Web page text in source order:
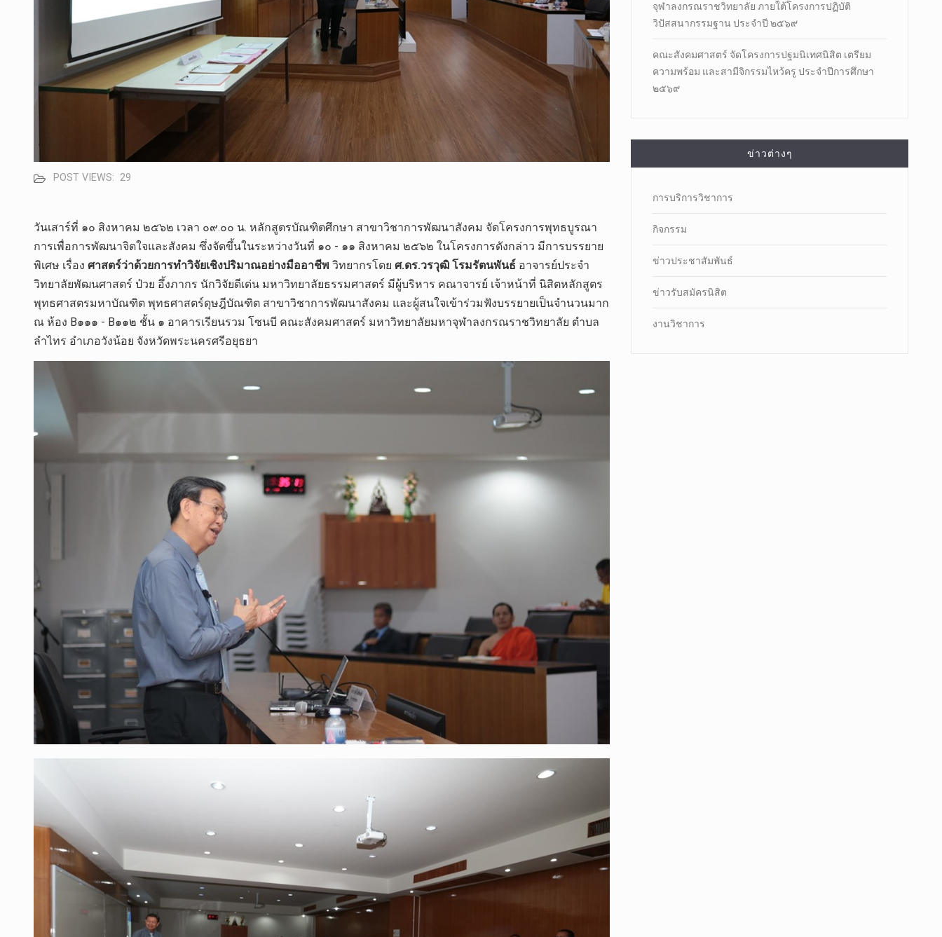
POST VIEWS: 29
วันเสาร์​ที่ ๑​๐ สิงหาคม ๒๕๖๒​ เวลา​ ๐๙.๐๐​ น.​ หลักสูตรบัณฑิตศึกษา​ สาขาวิชาการพัฒนาสังคม​ จัดโครงการพุทธบูรณา
การเพื่อการพัฒนาจิตใจและสังคม​ ซึ่งจัดขึ้นในระหว่างวันที่​ ๑๐​ -​ ๑๑​ สิงหาคม​ ๒๕๖๒​ ในโครงการ​ดังกล่าว​ มีการบรรยาย​
พิเศษ​ เรื่อง​ ศาสตร์ว่าด้วยการทำวิจัยเชิงปริมาณอย่างมืออาชีพ ​ วิทยากรโดย​ ศ.ดร.วรวุฒิ​ โรมรัตนพันธ์​ อาจารย์​ประจำ​
วิทยาลัย​พัฒนศาสตร์​ ป๋วย​ อึ้งภากร​ นักวิจัยดีเด่น​ มหาวิทยาลัยธรรมศาสตร์​ มีผู้บริหาร​ คณาจารย์​ เจ้า​หน้าที่​ นิสิต​หลักสูตร​
พุทธ​ศ​า​ส​ตร​มหาบัณฑิต​ พุทธ​ศาสตร์​ดุษฎีบัณฑิต​ สาขาวิชา​การพัฒนา​สังคม​ และผู้สนใจเข้าร่วมฟังบรรยาย​เป็นจำนวนมาก​
ณ​ ห้อง​ B๑๑๑​ -​ B๑๑๒​ ชั้น​ ๑​ อาคารเรียน​รวม​ โซน​บี​ คณะ​สังคม​ศาสตร์​ มหา​วิทยาลัย​มหา​จุฬา​ลง​ก​รณ​ราช​วิทยาลัย​ ตำบล​
ลำ​ไทร​ อำเภอ​วังน้อย​ จังหวัด​พระนคร​ศรี​อยุธยา​
จุฬาลงกรณราชวิทยาลัย ภายใต้โครงการปฏิบัติ
วิปัสสนากรรมฐาน ประจำปี ๒๕๖๙
คณะสังคมศาสตร์ จัดโครงการปฐมนิเทศนิสิต เตรียม
ความพร้อม และสามีจิกรรมไหว้ครู ประจำปีการศึกษา
๒๕๖๙
ข่าวต่างๆ
การบริการวิชาการ
กิจกรรม
ข่าวประชาสัมพันธ์
ข่าวรับสมัครนิสิต
งานวิชาการ